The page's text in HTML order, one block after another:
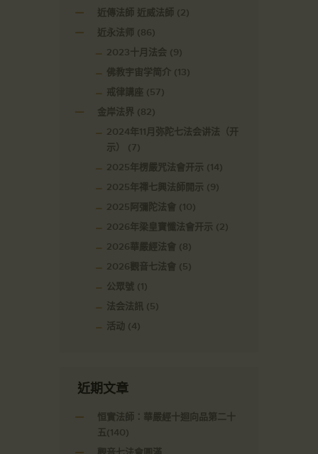
近傳法師 近威法師 (2)
近永法师 (86)
2023十月法会 (9)
佛教宇宙学简介 (13)
戒律講座 (57)
金岸法界 (82)
2024年11月弥陀七法会讲法（开
示）
(7)
2025年楞嚴咒法會开示 (14)
2025年禪七興法師開示 (9)
2025阿彌陀法會 (10)
2026年梁皇寶懺法會开示 (2)
2026華嚴經法會 (8)
2026觀音七法會 (5)
公眾號 (1)
法会法訊 (5)
活动 (4)
近期文章
恒實法師：華嚴經十迴向品第二十
五(140)